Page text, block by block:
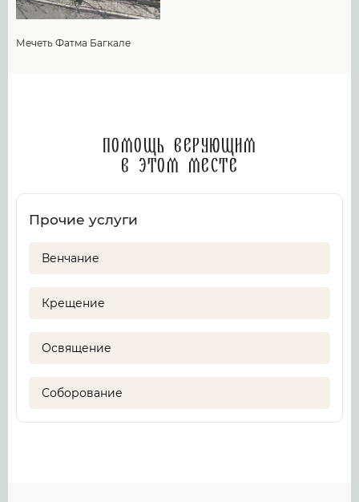
Мечеть Фатма Багкале
Помощь верующим
в этом месте
Прочие услуги
Венчание
Крещение
Освящение
Соборование